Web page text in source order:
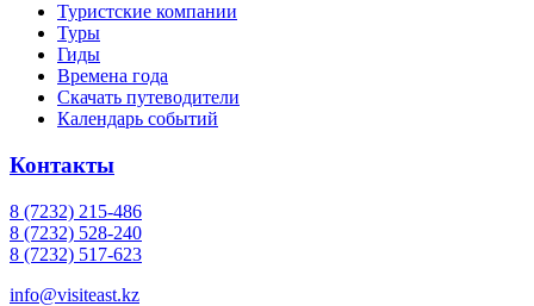
Туристские компании
Туры
Гиды
Времена года
Скачать путеводители
Календарь событий
Контакты
8 (7232) 215-486
8 (7232) 528-240
8 (7232) 517-623
info@visiteast.kz